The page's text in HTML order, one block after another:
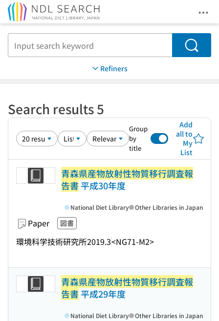
Search
Refiners
Search results 5
Group
by
title
Add
all to
My
List
青森県産物放射性物質移行調査報
告書平成30年度
Paper 図書
環境科学技術研究所2019.3<NG71-M2>
National Diet Library Other Libraries in Japan
青森県産物放射性物質移行調査報
告書平成29年度
National Diet Library Other Libraries in Japan